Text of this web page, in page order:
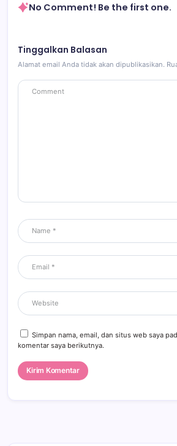
No Comment! Be the first one.
Tinggalkan Balasan
Alamat email Anda tidak akan dipublikasikan.
Simpan nama, email, dan situs web saya
komentar saya berikutnya.